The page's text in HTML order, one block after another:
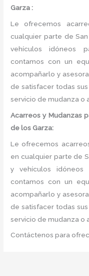
Garza :
Le ofrecemos
cualquier parte de
vehículos idóneos
contamos con un
acompañarlo y
de satisfacer todas
servicio de mudanza o
Acarreos y Mudanzas
de los Garza:
Le ofrecemos
en cualquier parte de
y vehículos idóneos
contamos con un
acompañarlo y
de satisfacer todas
servicio de mudanza o
Contáctenos para